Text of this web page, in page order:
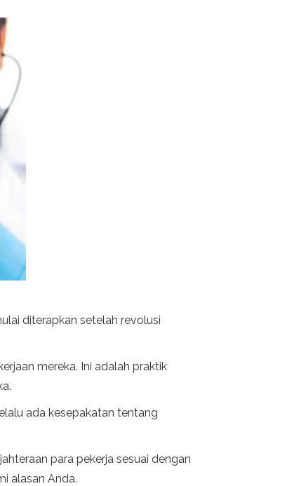
diterapkan setelah revolusi
mereka. Ini adalah praktik
ada kesepakatan tentang
para pekerja sesuai dengan
alasan Anda.